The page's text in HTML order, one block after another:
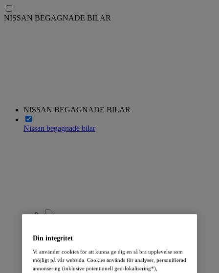
NISSAN BEGAGNADE BILAR
NISSAN BEGAGNADE BILAR
Nissan begagnade bilar
Din integritet
Vi använder cookies för att kunna ge dig en så bra upplevelse som
möjligt på vår websida. Cookies används för analyser, personifierad
annonsering (inklusive potentionell geo-lokalisering*),